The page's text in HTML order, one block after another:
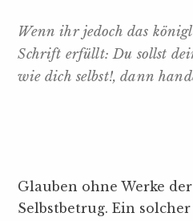
Wenn ihr jedoch das
Schrift erfüllt: Du sollst
wie dich selbst!, dann
Glauben ohne Werke
Selbstbetrug. Ein